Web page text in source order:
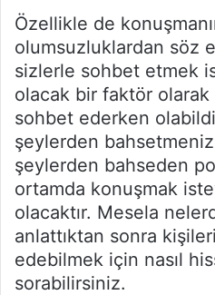
Özellikle de
olumsuzluklardan söz
sizlerle sohbet etmek
olacak bir faktör
sohbet ederken
şeylerden
şeylerden bahseden
ortamda konuşmak
olacaktır. Mesela
anlattıktan sonra
edebilmek için nasıl
sorabilirsiniz.